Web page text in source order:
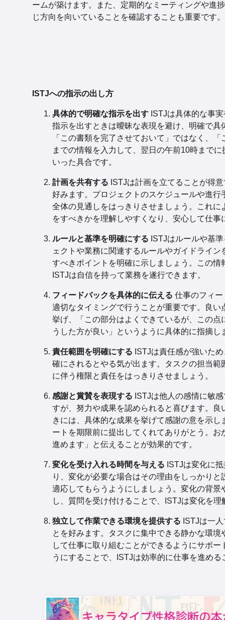
ームが築けます。また、定期的なミーティングや進
じ方向を向いていることを確認することも重要です。
ISTJへの指示の出し方
具体的で明確な指示を出す ISTJは具体的な事
指示を出すときは曖昧な表現を避け、明確で具
「この書類を完了させておいて」ではなく、
までの情報を入力して、翌日の午前10時まで
いった具合です。
計画を共有する ISTJは計画を立てることが得
好みます。プロジェクトのスケジュールや進行
全体の見通しをはっきりさせましょう。これに
をすべきかを理解しやすくなり、安心して仕事
ルールと基準を明確にする ISTJはルールや基
ェクトや業務に関連するルールやガイドライン
すべきポイントを明確に示しましょう。この情
ISTJは自信を持って業務を遂行できます。
フィードバックを具体的に伝える 仕事のフィ
適切なタイミングで行うことが重要です。良い
挙げ、「この部分はよくできているが、この点
うした方が良い」というように具体的に指摘し
責任範囲を明確にする ISTJは責任感が強いた
確にされるとやる気が出ます。タスクの担当範
に伴う権限と責任をはっきりさせましょう。
感謝と賞賛を表現する ISTJは他人の感情に敏
すが、努力や成果を認められると喜びます。良
きには、具体的な成果を挙げて感謝の意を示し
ートを期限前に提出してくれてありがとう。お
進めます」と伝えることが効果的です。
変化を受け入れる時間を与える ISTJは変化に
り、変化が必要な場合はその理由をしっかりと
適応してもらうようにしましょう。変化の背景
し、質問を受け付けることで、ISTJは変化を
独立して作業できる環境を提供する ISTJは一
とを好みます。タスクに集中できる静かな環境
して仕事に取り組むことができるようにサポー
うにすることで、ISTJは効率的に仕事を進める